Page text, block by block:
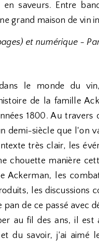
en saveurs. Entre
grand maison de vin
et numérique -
le monde du
de la famille
1800. Au
demi-siècle que l'on
très clair, les
chouette manière
Ackerman, les
les discussions
pan de ce passé avec
au fil des ans, il est
du savoir, j'ai aimé